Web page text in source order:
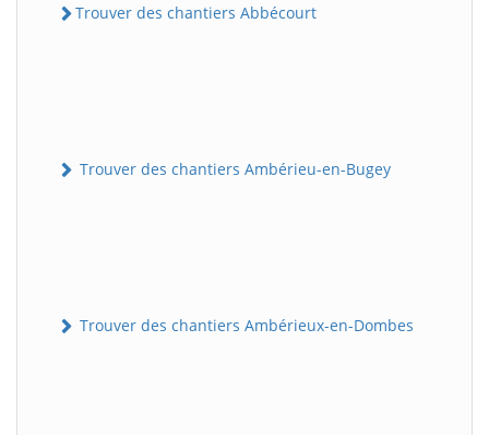
Trouver des chantiers Abbécourt
Trouver des chantiers Ambérieu-en-Bugey
Trouver des chantiers Ambérieux-en-Dombes